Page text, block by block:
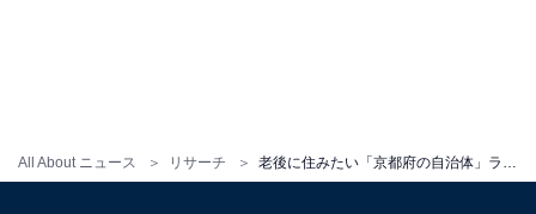
All About ニュース リサーチ